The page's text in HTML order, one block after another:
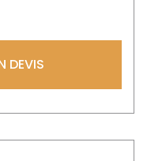
DEVIS